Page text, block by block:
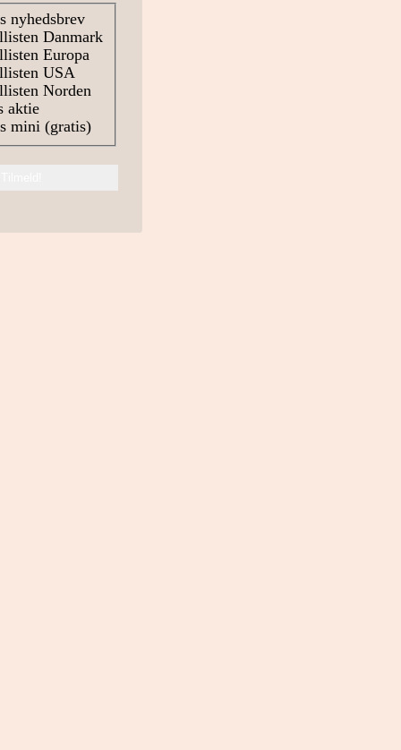
nyhedsbrev
Danmark
Europa
USA
Norden
aktie
mini (gratis)